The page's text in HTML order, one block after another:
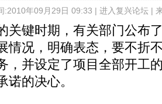
:2010年09月29日 09:33 | 进入复兴论坛|
键时期，有关部门公布
情况，明确表态，要不折
，并设定了项目全部开工
诺的决心。